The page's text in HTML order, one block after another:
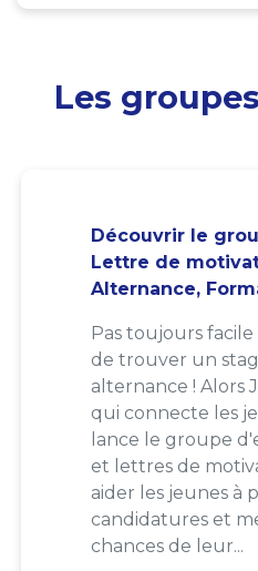
Les groupes
Découvrir le
Lettre de
Alternance,
Pas toujours
de trouver un
alternance ! Alors
qui connecte les
lance le groupe
et lettres de
aider les jeunes à
candidatures et
chances de leur...